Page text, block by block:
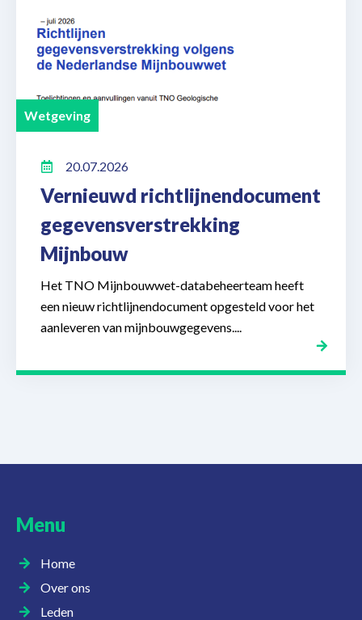
Wetgeving
20.07.2026
Vernieuwd richtlijnendocument
gegevensverstrekking
Mijnbouw
Het TNO Mijnbouwwet-databeheerteam heeft
een nieuw richtlijnendocument opgesteld voor het
aanleveren van mijnbouwgegevens....
Menu
Home
Over ons
Leden